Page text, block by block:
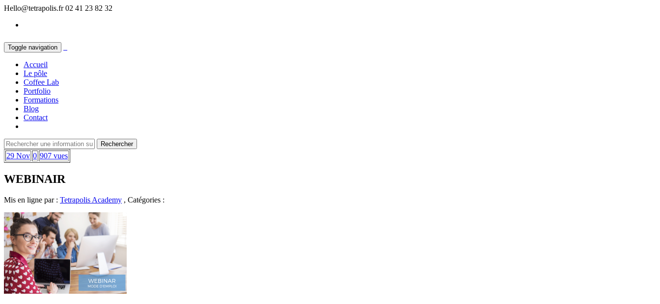
Hello@tetrapolis.fr 02 41 23 82 32
Toggle navigation
Accueil
Le pôle
Coffee Lab
Portfolio
Formations
Blog
Contact
29 Nov 0 907 vues
WEBINAIR
Mis en ligne par : Tetrapolis Academy , Catégories :